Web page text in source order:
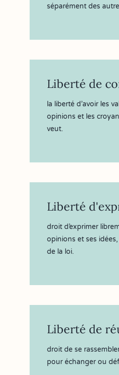
séparément des
Liberté de
la liberté d’avoir les
opinions et les
veut.
Liberté
droit d’exprimer
opinions et ses
de la loi.
Liberté de
droit de se
pour échanger ou